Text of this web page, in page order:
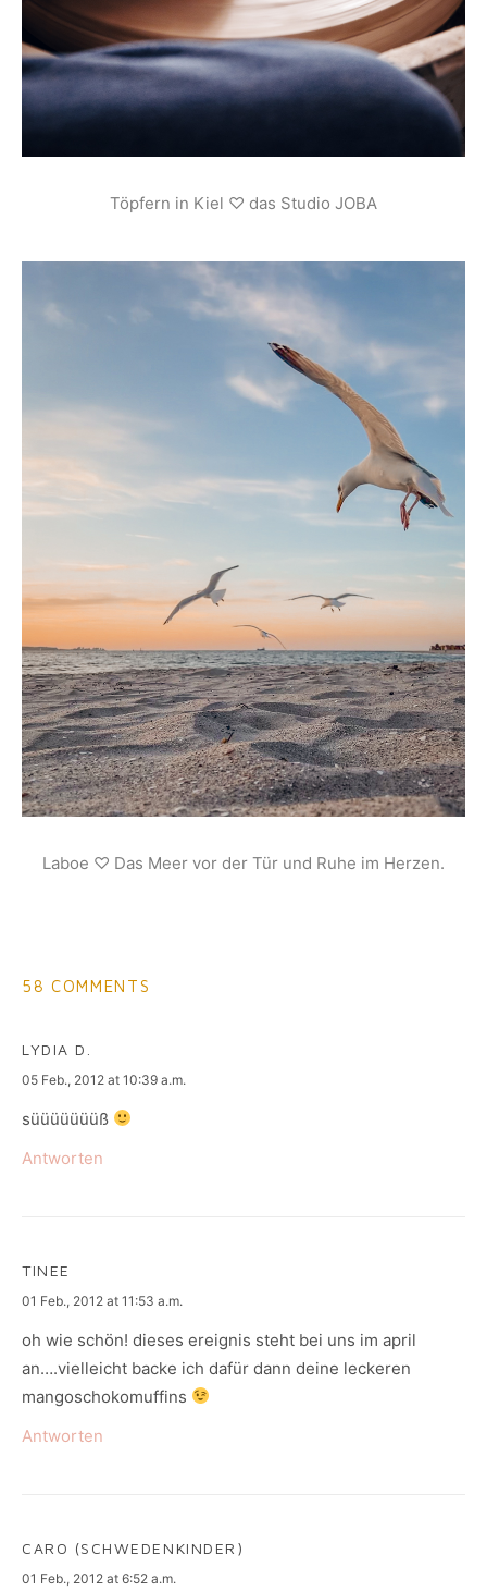
Töpfern in Kiel ♡ das Studio JOBA
Laboe ♡ Das Meer vor der Tür und Ruhe im Herzen.
58 COMMENTS
LYDIA D.
says:
05 Feb., 2012 at 10:39 a.m.
süüüüüüüß
Antworten
TINEE
says:
01 Feb., 2012 at 11:53 a.m.
oh wie schön! dieses ereignis steht bei uns im april
an….vielleicht backe ich dafür dann deine leckeren
mangoschokomuffins
Antworten
CARO (SCHWEDENKINDER)
says:
01 Feb., 2012 at 6:52 a.m.